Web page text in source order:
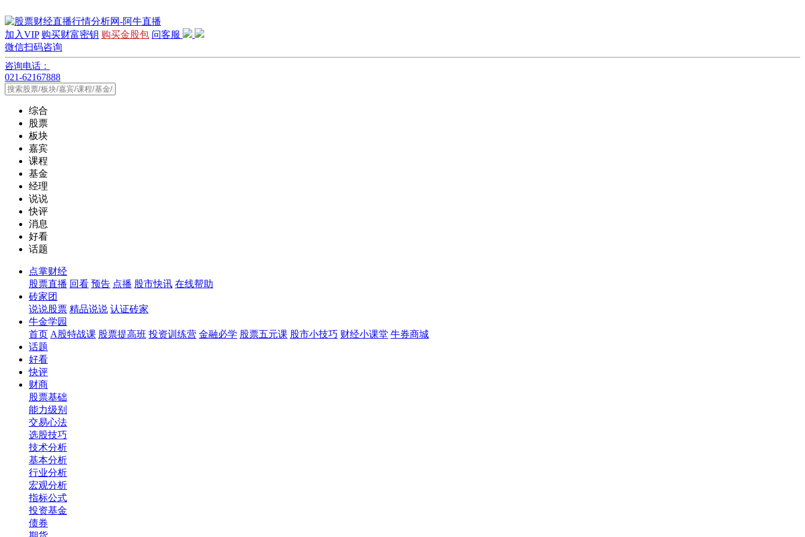
加入VIP 购买财富密钥 购买金股包 问客服
微信扫码咨询
咨询电话：
021-62167888
综合
股票
板块
嘉宾
课程
基金
经理
说说
快评
消息
好看
话题
点掌财经
股票直播 回看 预告 点播 股市快讯 在线帮助
砖家团
说说股票 精品说说 认证砖家
牛金学园
首页 A股特战课 股票提高班 投资训练营 金融必学 股票五元课 股市小技巧 财经小课堂 牛券商城
话题
好看
快评
财商
股票基础
能力级别
交易心法
选股技巧
技术分析
基本分析
行业分析
宏观分析
指标公式
投资基金
债券